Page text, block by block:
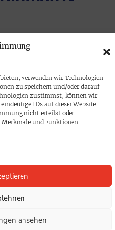
verwenden wir Technologien
zu speichern und/oder darauf
zustimmst, können wir
IDs auf dieser Website
nicht erteilst oder
und Funktionen
ansehen